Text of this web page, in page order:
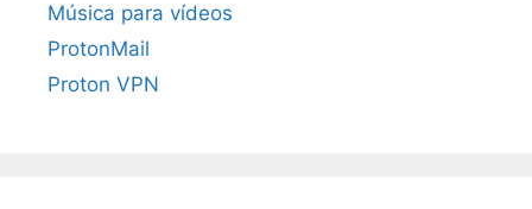
Música para vídeos
ProtonMail
Proton VPN